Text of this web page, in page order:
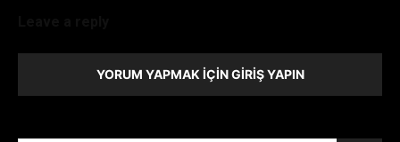
YORUM YAPMAK İÇIN GIRIŞ YAPIN